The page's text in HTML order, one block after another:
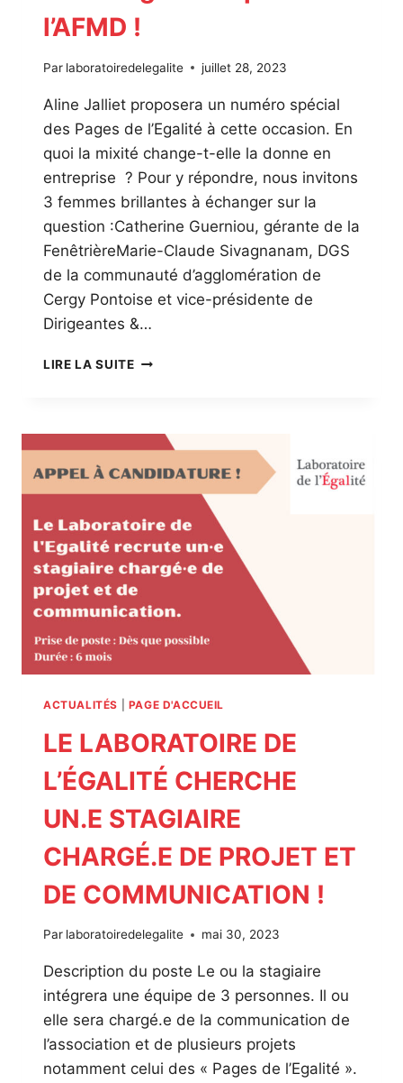
l’AFMD !
Par laboratoiredelegalite juillet 28, 2023
Aline Jalliet proposera un numéro spécial
des Pages de l’Egalité à cette occasion. En
quoi la mixité change-t-elle la donne en
entreprise ? Pour y répondre, nous invitons
3 femmes brillantes à échanger sur la
question :Catherine Guerniou, gérante de la
FenêtrièreMarie-Claude Sivagnanam, DGS
de la communauté d’agglomération de
Cergy Pontoise et vice-présidente de
Dirigeantes &…
LIRE LA SUITELE
PARTICIPE
À
LA
SEMAINE
L’ENTREPRISE
RESPONSABLE
ET
INCLUSIVE
2023
PAR
ACTUALITÉS PAGE D'ACCUEIL
LE LABORATOIRE DE
L’ÉGALITÉ CHERCHE
UN.E STAGIAIRE
CHARGÉ.E DE PROJET ET
DE COMMUNICATION !
Par laboratoiredelegalite mai 30, 2023
Description du poste Le ou la stagiaire
intégrera une équipe de 3 personnes. Il ou
elle sera chargé.e de la communication de
l’association et de plusieurs projets
notamment celui des « Pages de l’Egalité ».